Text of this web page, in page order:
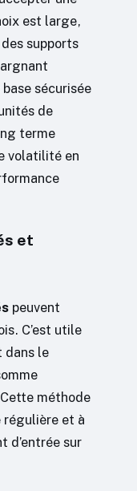
est large,
supports
sécurisée
de
terme
volatilité en
et
peuvent
C’est utile
dans le
méthode
régulière et à
d’entrée sur